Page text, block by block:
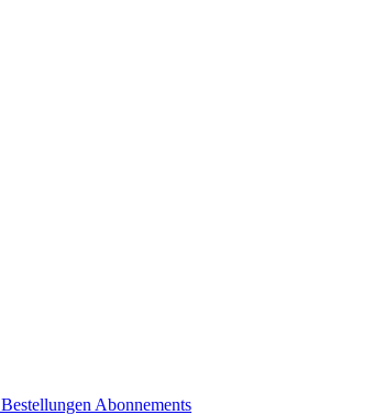
Bestellungen Abonnements